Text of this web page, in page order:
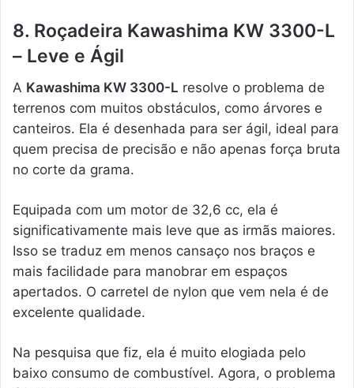
8. Roçadeira Kawashima KW 3300-L
– Leve e Ágil
A Kawashima KW 3300-L resolve o problema de
terrenos com muitos obstáculos, como árvores e
canteiros. Ela é desenhada para ser ágil, ideal para
quem precisa de precisão e não apenas força bruta
no corte da grama.
Equipada com um motor de 32,6 cc, ela é
significativamente mais leve que as irmãs maiores.
Isso se traduz em menos cansaço nos braços e
mais facilidade para manobrar em espaços
apertados. O carretel de nylon que vem nela é de
excelente qualidade.
Na pesquisa que fiz, ela é muito elogiada pelo
baixo consumo de combustível. Agora, o problema